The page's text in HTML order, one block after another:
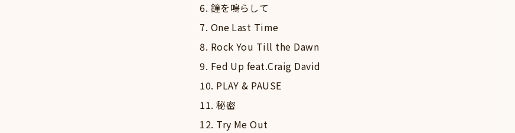
6. 鐘を鳴らして
7. One Last Time
8. Rock You Till the Dawn
9. Fed Up feat.Craig David
10. PLAY & PAUSE
11. 秘密
12. Try Me Out